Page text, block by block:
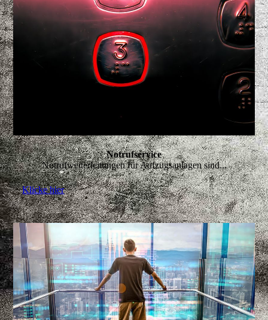
Notrufservice
Notrufweiterleitungen für Aufzugsanlagen sind...
Klicke hier